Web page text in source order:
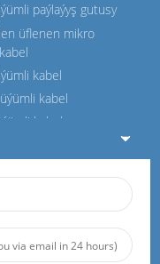
paýlaýyş gutusy
üflenen mikro
kabel
kabel
kabel
Süýümli kabel
kabel